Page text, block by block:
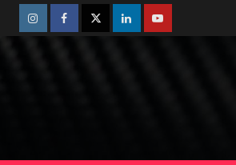
InstagramFacebookTwitterLinkedinYoutube